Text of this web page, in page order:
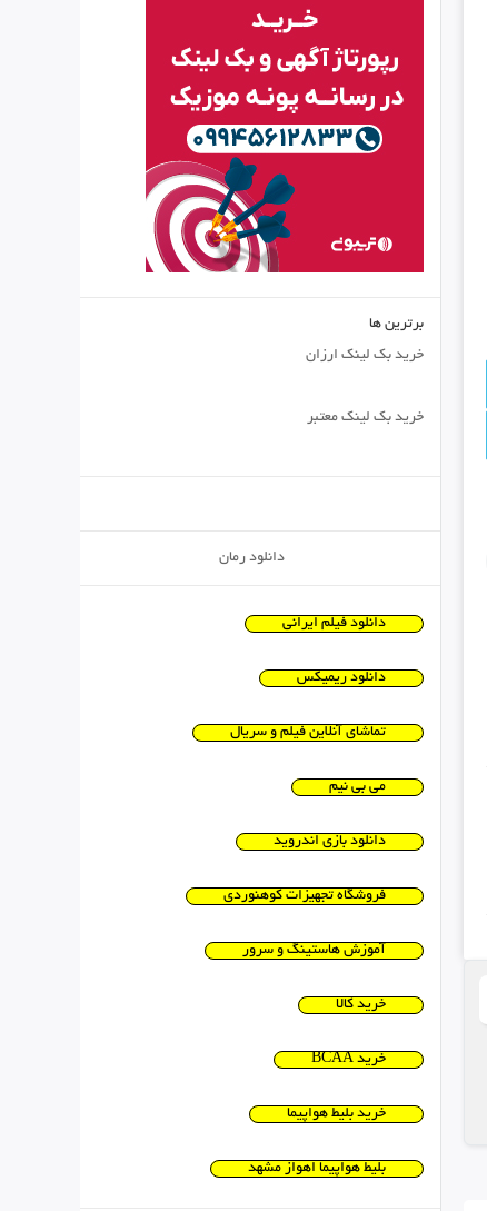
برترین ها
خرید بک لینک ارزان
خرید بک لینک معتبر
دانلود رمان
دانلود فیلم ایرانی
دانلود ریمیکس
تماشای آنلاین فیلم و سریال
می بی نیم
دانلود بازی اندروید
فروشگاه تجهیزات کوهنوردی
آموزش هاستینگ و سرور
خرید کالا
خرید BCAA
خرید بلیط هواپیما
بلیط هواپیما اهواز مشهد